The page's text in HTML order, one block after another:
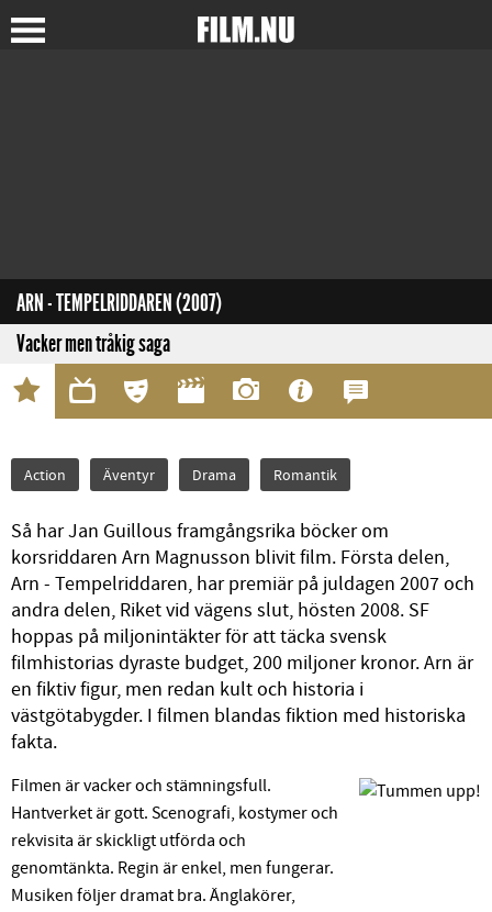
ARN - TEMPELRIDDAREN (2007)
Vacker men tråkig saga
Action Äventyr Drama Romantik
Så har Jan Guillous framgångsrika böcker om
korsriddaren Arn Magnusson blivit film. Första delen,
Arn - Tempelriddaren, har premiär på juldagen 2007 och
andra delen, Riket vid vägens slut, hösten 2008. SF
hoppas på miljonintäkter för att täcka svensk
filmhistorias dyraste budget, 200 miljoner kronor. Arn är
en fiktiv figur, men redan kult och historia i
västgötabygder. I filmen blandas fiktion med historiska
fakta.
Filmen är vacker och stämningsfull.
Hantverket är gott. Scenografi, kostymer och
rekvisita är skickligt utförda och
genomtänkta. Regin är enkel, men fungerar.
Musiken följer dramat bra. Änglakörer,